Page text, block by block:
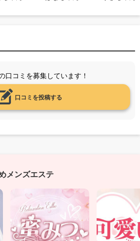
口コミを募集しています！
口コミを投稿する
メンズエステ